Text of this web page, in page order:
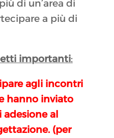
di un’area di
a più di
importanti:
agli incontri
hanno inviato
al
(per